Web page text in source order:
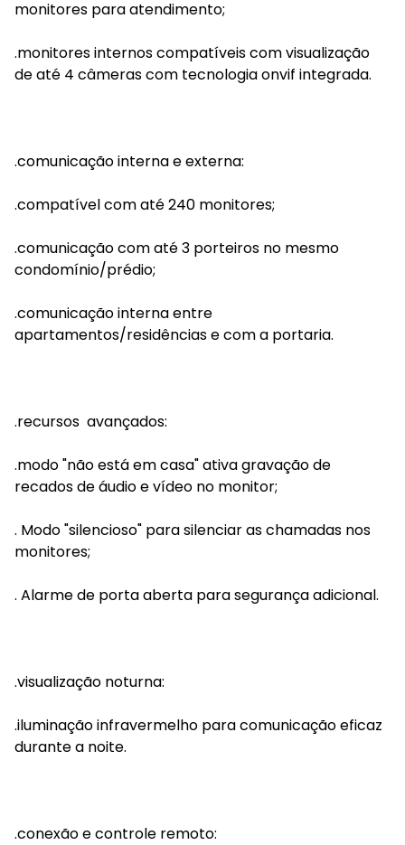
monitores para atendimento;
.monitores internos compatíveis com visualização
de até 4 câmeras com tecnologia onvif integrada.
.comunicação interna e externa:
.compatível com até 240 monitores;
.comunicação com até 3 porteiros no mesmo
condomínio/prédio;
.comunicação interna entre
apartamentos/residências e com a portaria.
.recursos avançados:
.modo "não está em casa" ativa gravação de
recados de áudio e vídeo no monitor;
. Modo "silencioso" para silenciar as chamadas nos
monitores;
. Alarme de porta aberta para segurança adicional.
.visualização noturna:
.iluminação infravermelho para comunicação eficaz
durante a noite.
.conexão e controle remoto: